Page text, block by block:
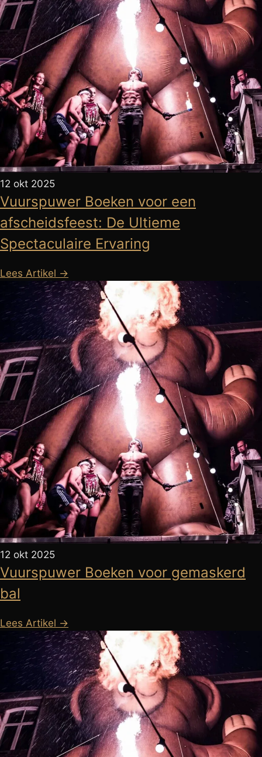
12 okt 2025
Vuurspuwer Boeken voor een
afscheidsfeest: De Ultieme
Spectaculaire Ervaring
Lees Artikel →
12 okt 2025
Vuurspuwer Boeken voor gemaskerd
bal
Lees Artikel →